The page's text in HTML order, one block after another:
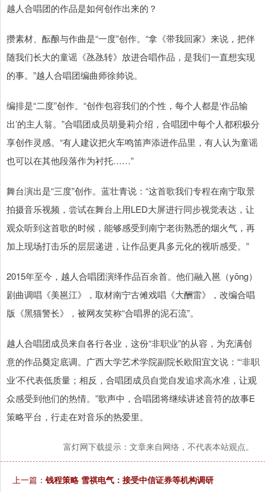
越人合唱团的作品是如何创作出来的？
攒素材、酝酿与作曲是“一度”创作。“拿《带我回家》来说，把伴
随我们长大的童谣《氹氹转》放进合唱作品，是我们一直想实现
的事。”越人合唱团编曲师徐帅说。
编排是“二度”创作。“创作包容我们的个性，每个人都是‘作品输
出’的主人翁。”合唱团成员胡曼莉介绍，合唱团中每个人都积极分
享创作灵感。“有人建议把火车鸣笛声添进作品里，有人认为童谣
也可以在其他段落作为衬托……”
舞台演出是“三度”创作。蓝壮青说：“这首歌我们专程在南宁取景
拍摄音乐视频，尝试在舞台上用LED大屏进行同步视觉表达，让
观众听到这首歌的时候，能够感受到南宁老街熟悉的烟火气，再
加上现场打击乐的层层递进，让作品更具多元化的视听感受。”
2015年至今，越人合唱团演绎作品百余首。他们融入邕（yōng）
剧曲调唱《美邕江》，取材南宁古傩戏唱《大酬雷》，改编合唱
版《黑猫警长》，被网友笑称“合唱界的泥石流”。
越人合唱团成员来自各行各业，这份“非职业”的从容，为充满创
意的作品奠定底调。广西大学艺术学院副院长欧阳宜文说：“‘非职
业’不代表低质量；相反，合唱团成员自觉自发追求高水准，让观
众感受到他们的热情。”歌声中，合唱团将继续讲述音符的故事E
策略平台，行走在对音乐的热爱里。
富灯网下载提示：文章来自网络，不代表本站观点。
上一篇： 钱程策略 雪祺电气：接受中信证券等机构调研